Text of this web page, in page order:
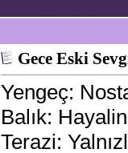
Gece Eski
Yengeç:
Balık:
Terazi: